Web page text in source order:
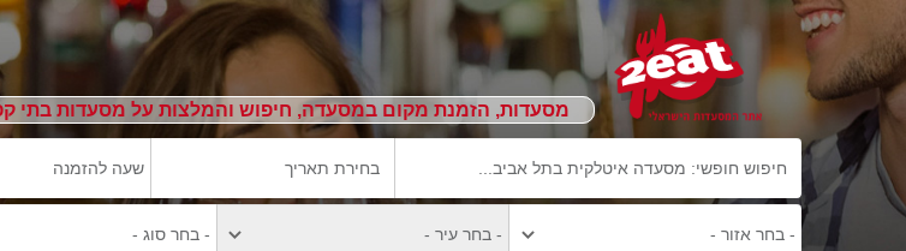
מסעדות, הזמנת מקום במסעדה, חיפוש והמלצות על מסעדות בתי